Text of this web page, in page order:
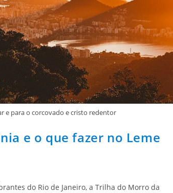
e para o corcovado e cristo redentor
e o que fazer no Leme
do Rio de Janeiro, a Trilha do Morro da